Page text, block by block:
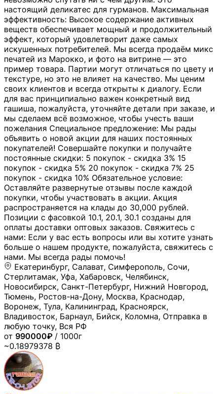
настоящий деликатес для гурманов. Максимальная
эффективность: Высокое содержание активных
веществ обеспечивает мощный и продолжительный
эффект, который удовлетворит даже самых
искушенных потребителей. Мы всегда продаём микс
печатей из Марокко, и фото на витрине — это
пример товара. Партии могут отличаться по цвету и
текстуре, но это не влияет на качество. Мы ценим
своих клиентов и всегда открыты к диалогу. Если
для вас принципиально важен конкретный вид
гашиша, пожалуйста, уточняйте детали при заказе, и
мы сделаем всё возможное, чтобы учесть ваши
пожелания Специальное предложение: Мы рады
объявить о новой акции для наших постоянных
покупателей! Совершайте покупки и получайте
постоянные скидки: 5 покупок - скидка 3% 15
покупок - скидка 5% 20 покупок - скидка 7% 25
покупок - скидка 10% Обязательное условие:
Оставляйте развернутые отзывы после каждой
покупки, чтобы участвовать в акции. Акция
распространяется на клады до 30,000 рублей.
Позиции с фасовкой 10.1, 20.1, 30.1 созданы для
оплаты доставки оптовых заказов. Свяжитесь с
нами: Если у вас есть вопросы или вы хотите узнать
больше о нашем продукте, пожалуйста, свяжитесь с
нами. Мы всегда рады помочь!
Екатеринбург, Салават, Симферополь, Сочи,
Стерлитамак, Уфа, Хабаровск, Челябинск,
Новосибирск, Санкт-Петербург, Нижний Новгород,
Тюмень, Ростов-на-Дону, Москва, Краснодар,
Воронеж, Тула, Калининград, Красноярск,
Владивосток, Барнаул, Бийск, Коломна, Отправка в
любую точку, Вся РФ
от 990000₽ / 1000г
~0.18979378 ₿